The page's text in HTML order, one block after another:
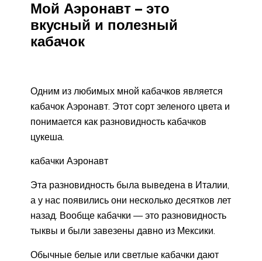
Мой Аэронавт – это
вкусный и полезный
кабачок
Одним из любимых мной кабачков является
кабачок Аэронавт. Этот сорт зеленого цвета и
понимается как разновидность кабачков
цукеша.
кабачки Аэронавт
Эта разновидность была выведена в Италии,
а у нас появились они несколько десятков лет
назад. Вообще кабачки — это разновидность
тыквы и были завезены давно из Мексики.
Обычные белые или светлые кабачки дают